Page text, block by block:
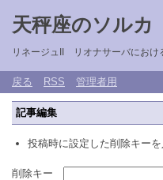
天秤座のソルカ
リネージュII リオナサーバにおけ
戻る RSS 管理者用
記事編集
投稿時に設定した削除キーを
削除キー